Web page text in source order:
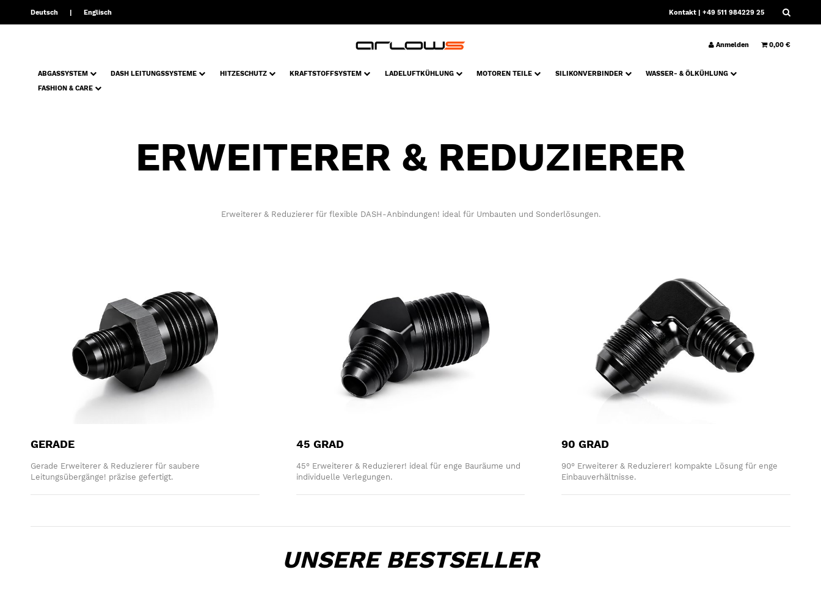
Deutsch Englisch Kontakt | +49 511 984229 25
Anmelden 0,00 €
ABGASSYSTEM DASH LEITUNGSSYSTEME HITZESCHUTZ KRAFTSTOFFSYSTEM LADELUFTKÜHLUNG MOTOREN TEILE SILIKONVERBINDER
WASSER- & ÖLKÜHLUNG
FASHION & CARE
ERWEITERER & REDUZIERER
Erweiterer & Reduzierer für flexible DASH-Anbindungen! ideal für Umbauten und Sonderlösungen.
GERADE
Gerade Erweiterer & Reduzierer für saubere
Leitungsübergänge! präzise gefertigt.
45 GRAD
45° Erweiterer & Reduzierer! ideal für enge Bauräume und
individuelle Verlegungen.
90 GRAD
90° Erweiterer & Reduzierer! kompakte Lösung für enge
Einbauverhältnisse.
UNSERE BESTSELLER